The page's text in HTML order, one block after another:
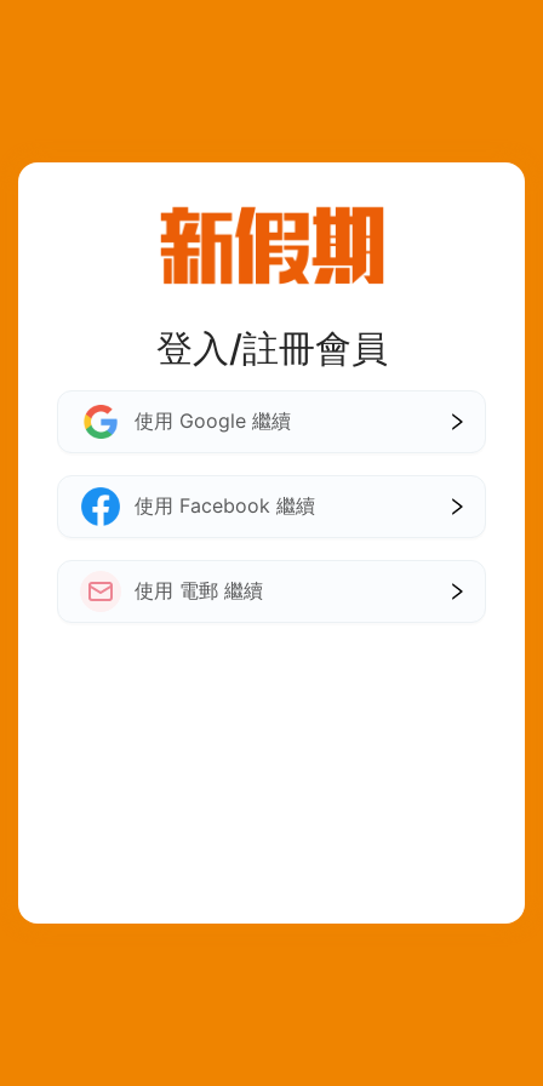
登入/註冊會員
使用 Google 繼續
使用 Facebook 繼續
使用 電郵 繼續